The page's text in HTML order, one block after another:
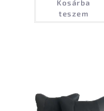
Kosárba
teszem